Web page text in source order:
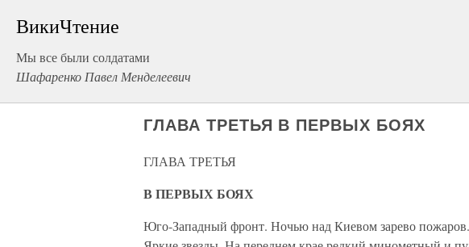
ВикиЧтение
Мы все были солдатами
Шафаренко Павел Менделеевич
ГЛАВА ТРЕТЬЯ В ПЕРВЫХ БОЯХ
ГЛАВА ТРЕТЬЯ
В ПЕРВЫХ БОЯХ
Юго-Западный фронт. Ночью над Киевом зарево